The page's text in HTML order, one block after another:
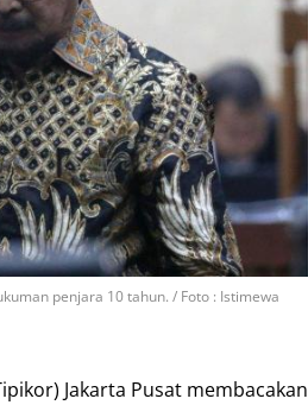
penjara 10 tahun. / Foto : Istimewa
Jakarta Pusat membacakan